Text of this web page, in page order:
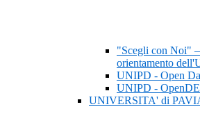
"Scegli con Noi"
orientamento
UNIPD - Open
UNIPD -
UNIVERSITA' di